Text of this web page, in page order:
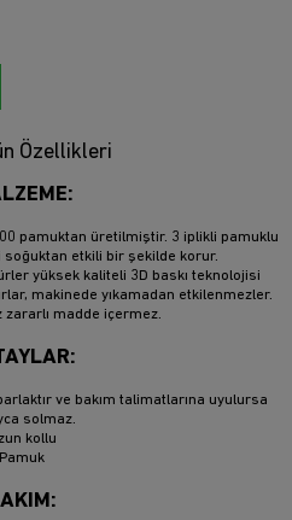
Özellikleri
pamuktan üretilmiştir. 3 iplikli pamuklu
soğuktan etkili bir şekilde korur.
yüksek kaliteli 3D baskı teknolojisi
makinede yıkamadan etkilenmezler.
madde içermez.
ve bakım talimatlarına uyulursa
solmaz.
kollu
Pamuk